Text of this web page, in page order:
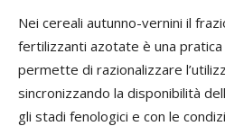
Nei cereali autunno-vernini il
fertilizzanti azotate è una
permette di razionalizzare
sincronizzando la disponibilità
gli stadi fenologici e con le